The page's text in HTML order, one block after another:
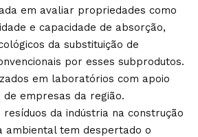
em avaliar propriedades como
e capacidade de absorção,
da substituição de
por esses subprodutos.
em laboratórios com apoio
empresas da região.
resíduos da indústria na construção
ambiental tem despertado o